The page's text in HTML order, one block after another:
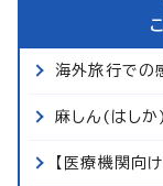
海外旅行での
麻しん(はし
【医療機関向